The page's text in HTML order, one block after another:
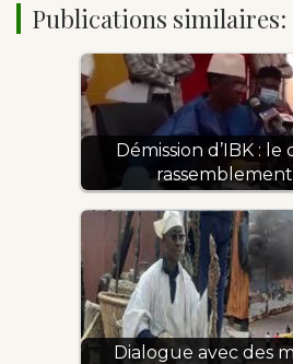
Publications similaires:
Démission d’IBK :
Dialogue avec des